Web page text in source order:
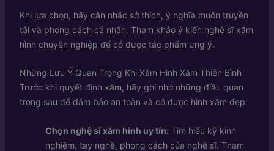
Khi lựa chọn, hãy cân nhắc sở thích, ý nghĩa muốn truyền
tải và phong cách cá nhân. Tham khảo ý kiến nghệ sĩ xăm
hình chuyên nghiệp để có được tác phẩm ưng ý.
Những Lưu Ý Quan Trọng Khi Xăm Hình Xăm Thiên Bình
Trước khi quyết định xăm, hãy ghi nhớ những điều quan
trọng sau để đảm bảo an toàn và có được hình xăm đẹp:
Chọn nghệ sĩ xăm hình uy tín: Tìm hiểu kỹ kinh
nghiệm, tay nghề, phong cách của nghệ sĩ. Tham